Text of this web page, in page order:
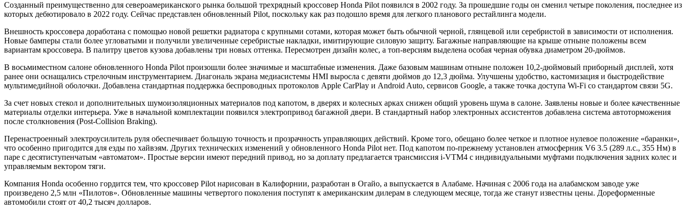
Созданный преимущественно для североамериканского рынка большой трехрядный кроссовер Honda Pilot появился в 2002 году. За прошедшие годы он сменил четыре поколения, последнее из
которых дебютировало в 2022 году. Сейчас представлен обновленный Pilot, поскольку как раз подошло время для легкого планового рестайлинга модели.
Внешность кроссовера доработана с помощью новой решетки радиатора с крупными сотами, которая может быть обычной черной, глянцевой или серебристой в зависимости от исполнения.
Новые бамперы стали более угловатыми и получили увеличенные серебристые накладки, имитирующие силовую защиту. Багажные направляющие на крыше отныне положены всем
вариантам кроссовера. В палитру цветов кузова добавлены три новых оттенка. Пересмотрен дизайн колес, а топ-версиям выделена особая черная обувка диаметром 20-дюймов.
В восьмиместном салоне обновленного Honda Pilot произошли более значимые и масштабные изменения. Даже базовым машинам отныне положен 10,2-дюймовый приборный дисплей, хотя
ранее они оснащались стрелочным инструментарием. Диагональ экрана медиасистемы HMI выросла с девяти дюймов до 12,3 дюйма. Улучшены удобство, кастомизация и быстродействие
мультимедийной оболочки. Добавлена стандартная поддержка беспроводных протоколов Apple CarPlay и Android Auto, сервисов Google, а также точка доступа Wi-Fi со стандартом связи 5G.
За счет новых стекол и дополнительных шумоизоляционных материалов под капотом, в дверях и колесных арках снижен общий уровень шума в салоне. Заявлены новые и более качественные
материалы отделки интерьера. Уже в начальной комплектации появился электропривод багажной двери. В стандартный набор электронных ассистентов добавлена система автоторможения
после столкновения (Post-Collision Braking).
Перенастроенный электроусилитель руля обеспечивает большую точность и прозрачность управляющих действий. Кроме того, обещано более четкое и плотное нулевое положение «баранки»,
что особенно пригодится для езды по хайвэям. Других технических изменений у обновленного Honda Pilot нет. Под капотом по-прежнему установлен атмосферник V6 3.5 (289 л.с., 355 Нм) в
паре с десятиступенчатым «автоматом». Простые версии имеют передний привод, но за доплату предлагается трансмиссия i-VTM4 с индивидуальными муфтами подключения задних колес и
управляемым вектором тяги.
Компания Honda особенно гордится тем, что кроссовер Pilot нарисован в Калифорнии, разработан в Огайо, а выпускается в Алабаме. Начиная с 2006 года на алабамском заводе уже
произведено 2,5 млн «Пилотов». Обновленные машины четвертого поколения поступят к американским дилерам в следующем месяце, тогда же станут известны цены. Дореформенные
автомобили стоят от 40,2 тысяч долларов.